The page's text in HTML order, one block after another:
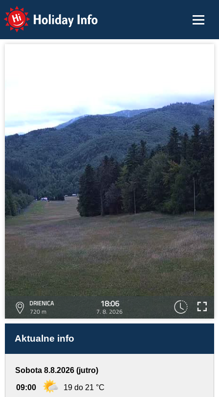
Holiday Info
DRIENICA
720 m
18:06
7. 8. 2026
Aktualne info
Sobota 8.8.2026 (jutro)
09:00 19 do 21 °C